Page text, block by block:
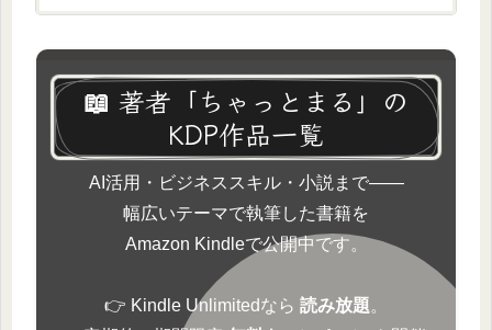
📖 著者「ちゃっとまる」の
KDP作品一覧
AI活用・ビジネススキル・小説まで――
幅広いテーマで執筆した書籍を
Amazon Kindleで公開中です。
👉 Kindle Unlimitedなら 読み放題。